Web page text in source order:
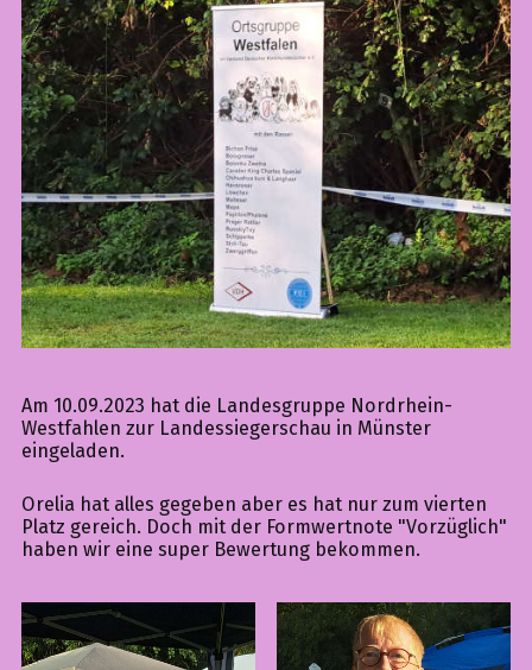
Am 10.09.2023 hat die Landesgruppe Nordrhein-
Westfahlen zur Landessiegerschau in Münster
eingeladen.
Orelia hat alles gegeben aber es hat nur zum vierten
Platz gereich. Doch mit der Formwertnote "Vorzüglich"
haben wir eine super Bewertung bekommen.